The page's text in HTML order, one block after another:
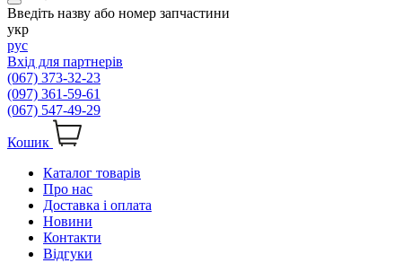
Введіть назву або номер запчастини
укр
рус
Вхід для партнерів
(067) 373-32-23
(097) 361-59-61
(067) 547-49-29
Кошик
Каталог товарів
Про нас
Доставка і оплата
Новини
Контакти
Відгуки